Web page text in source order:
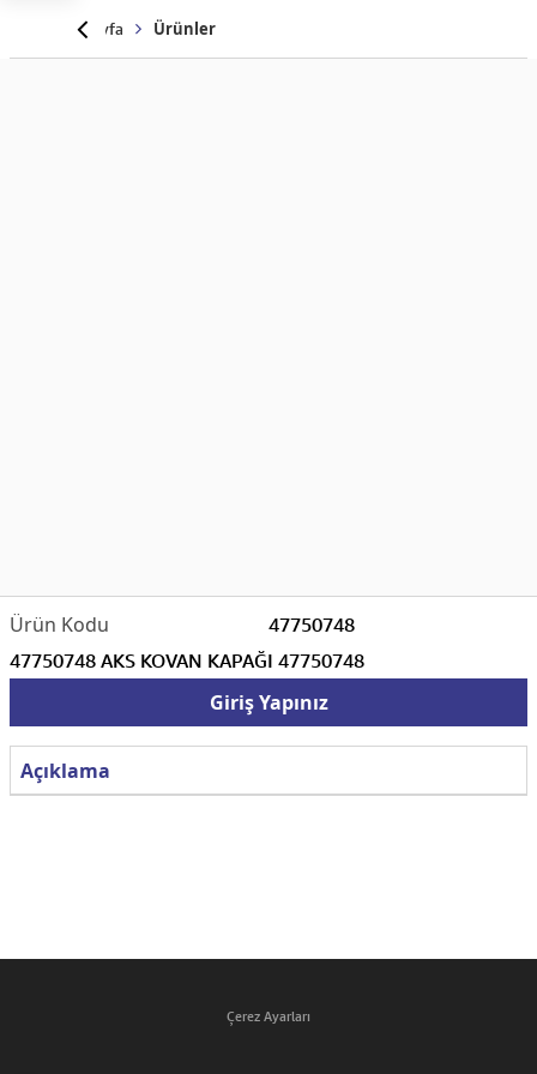
Anasayfa Ürünler
47750748
47750748 AKS KOVAN KAPAĞI 47750748
Giriş Yapınız
Açıklama
Çerez Ayarları